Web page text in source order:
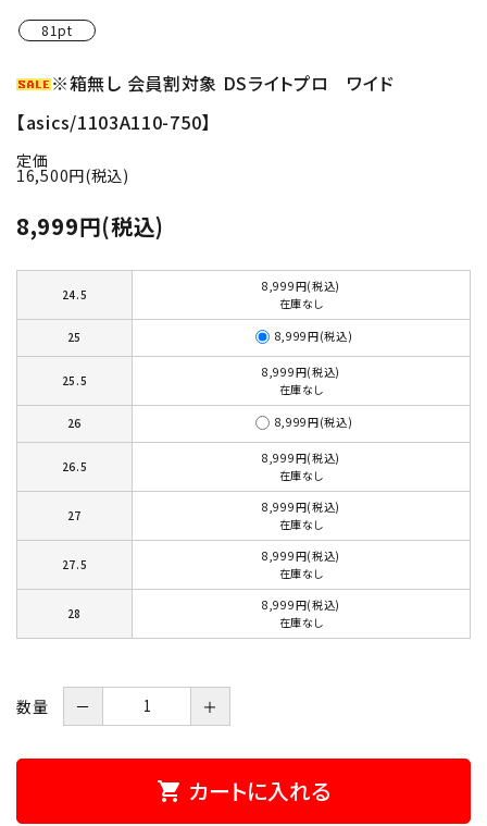
81pt
※箱無し 会員割対象 DSライトプロ ワイド
【asics/1103A110-750】
定価
16,500円(税込)
8,999円(税込)
24.5
8,999円(税込)
在庫なし
25 8,999円(税込)
25.5
8,999円(税込)
在庫なし
26 8,999円(税込)
26.5
8,999円(税込)
在庫なし
27
8,999円(税込)
在庫なし
27.5
8,999円(税込)
在庫なし
28
8,999円(税込)
在庫なし
数量 － ＋
shopping_cart カートに入れる